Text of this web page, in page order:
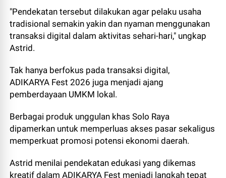
"Pendekatan tersebut dilakukan agar pelaku usaha
tradisional semakin yakin dan nyaman menggunakan
transaksi digital dalam aktivitas sehari-hari," ungkap
Astrid.
Tak hanya berfokus pada transaksi digital,
ADIKARYA Fest 2026 juga menjadi ajang
pemberdayaan UMKM lokal.
Berbagai produk unggulan khas Solo Raya
dipamerkan untuk memperluas akses pasar sekaligus
memperkuat promosi potensi ekonomi daerah.
Astrid menilai pendekatan edukasi yang dikemas
kreatif dalam ADIKARYA Fest menjadi langkah tepat